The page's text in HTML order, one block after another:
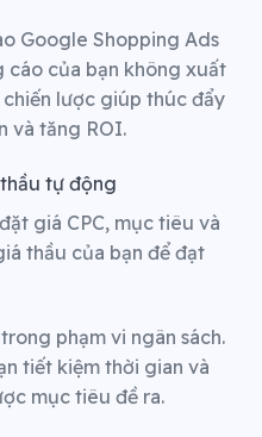
Google Shopping Ads
cáo của bạn không xuất
lược giúp thúc đẩy
và tăng ROI.
tự động
giá CPC, mục tiêu và
thầu của bạn để đạt
phạm vi ngân sách.
tiết kiệm thời gian và
mục tiêu đề ra.